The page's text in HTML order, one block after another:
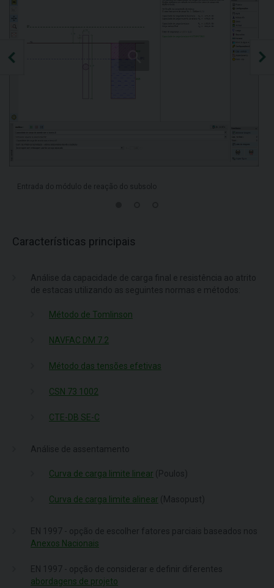
Entrada do módulo de reação do subsolo
Características principais
Análise da capacidade de carga final e resistência ao atrito
de estacas utilizando as seguintes normas e métodos:
Método de Tomlinson
NAVFAC DM 7.2
Método das tensões efetivas
CSN 73 1002
CTE-DB SE-C
Análise de assentamento
Curva de carga limite linear (Poulos)
Curva de carga limite alinear (Masopust)
EN 1997 - opção de escolher fatores parciais baseados nos
Anexos Nacionais
EN 1997 - opção de considerar e definir diferentes
abordagens de projeto